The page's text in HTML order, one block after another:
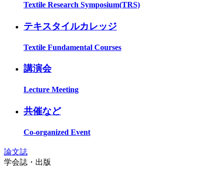
Textile Research Symposium(TRS)
テキスタイルカレッジ
Textile Fundamental Courses
講演会
Lecture Meeting
共催など
Co-organized Event
論文誌
学会誌・出版